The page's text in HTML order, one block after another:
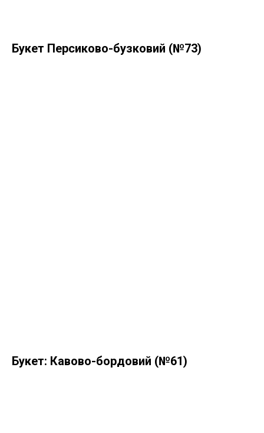
Букет Персиково-бузковий (№73)
Букет: Кавово-бордовий (№61)